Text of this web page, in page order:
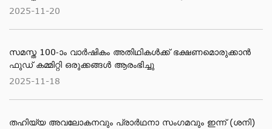
2025-11-20
സമസ്ത 100-ാം വാര്‍ഷികം അതിഥികള്‍ക്ക് ഭക്ഷണമൊരുക്കാന്‍
ഫുഡ് കമ്മിറ്റി ഒരുക്കങ്ങള്‍ ആരംഭിച്ചു
2025-11-18
തഹിയ്യ അവലോകനവും പ്രാര്‍ഥനാ സംഗമവും ഇന്ന് (ശനി)